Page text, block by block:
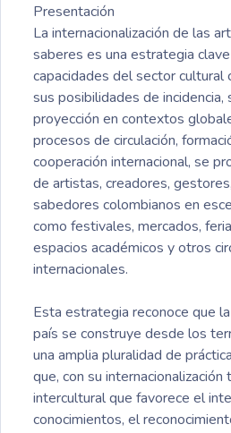
Presentación
La internacionalización de las
saberes es una estrategia
capacidades del sector cultural
sus posibilidades de
proyección en contextos
procesos de circulación,
cooperación internacional, se
de artistas, creadores,
sabedores colombianos en
como festivales, mercados,
espacios académicos y otros
internacionales.
Esta estrategia reconoce que
país se construye desde los
una amplia pluralidad de
que, con su
intercultural que favorece el
conocimientos, el